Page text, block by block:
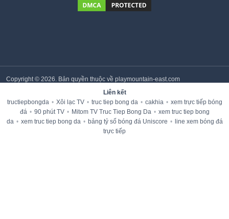
Copyright © 2026. Bản quyền thuộc về playmountain-east.com
Liên kết
tructiepbongda • Xôi lạc TV • truc tiep bong da • cakhia • xem trực tiếp bóng
đá • 90 phút TV • Mitom TV Truc Tiep Bong Da • xem truc tiep bong
da • xem truc tiep bong da • bảng tỷ số bóng đá Uniscore • line xem bóng đá
trực tiếp